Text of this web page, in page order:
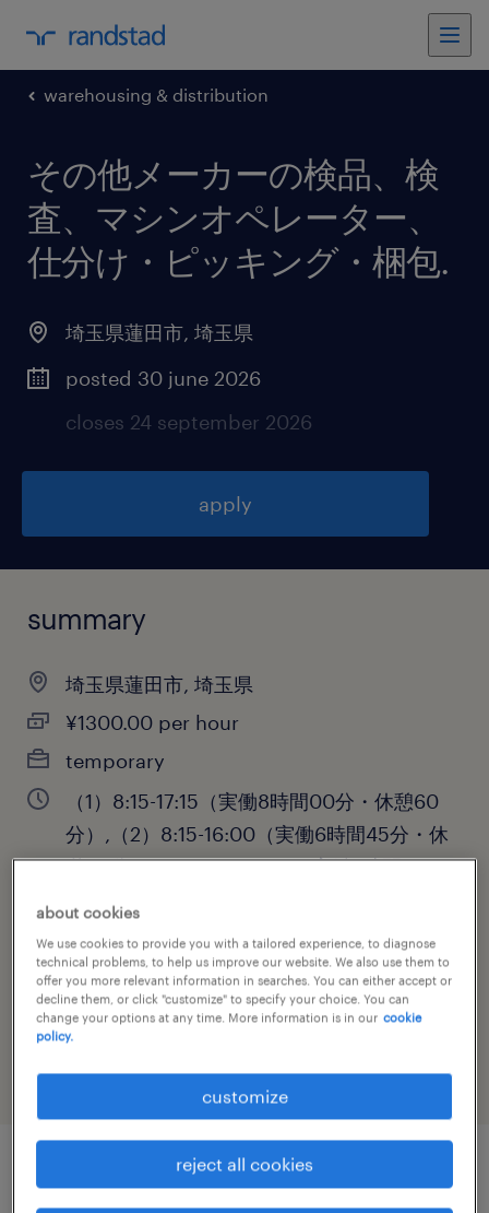
warehousing & distribution
その他メーカーの検品、検
査、マシンオペレーター、
仕分け・ピッキング・梱包.
埼玉県蓮田市, 埼玉県
posted 30 june 2026
closes 24 september 2026
apply
summary
埼玉県蓮田市, 埼玉県
¥1300.00 per hour
temporary
（1）8:15-17:15（実働8時間00分・休憩60
分）,（2）8:15-16:00（実働6時間45分・休
憩60分）,（3）9:15-17:15（実働7時間00
分・休憩60分）,（4）9:15-16
job category
warehousing & distribution
job details
about cookies
We use cookies to provide you with a tailored experience, to diagnose
technical problems, to help us improve our website. We also use them to
offer you more relevant information in searches. You can either accept or
decline them, or click "customize" to specify your choice. You can
change your options at any time. More information is in our cookie
policy.
customize
reject all cookies